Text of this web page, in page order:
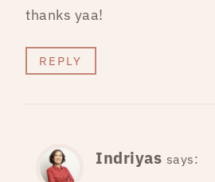
thanks yaa!
REPLY
Indriyas says: